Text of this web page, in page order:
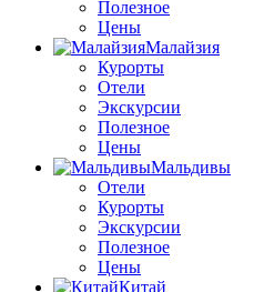
Полезное
Цены
Малайзия
Курорты
Отели
Экскурсии
Полезное
Цены
Мальдивы
Отели
Курорты
Экскурсии
Полезное
Цены
Китай